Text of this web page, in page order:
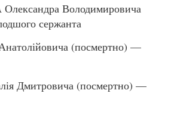
Володимировича
сержанта
(посмертно) —
Дмитровича (посмертно) —